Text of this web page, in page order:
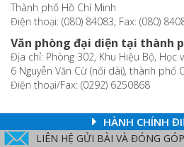
Thành phố Hồ Chí Minh
Điện thoại: (080) 84083; Fax: (080)
Văn phòng đại diện tại thành
Địa chỉ: Phòng 302, Khu Hiệu Bộ, Học
6 Nguyễn Văn Cừ (nối dài), thành phố
Điện thoại/Fax: (0292) 6250868
HÀNH CHÍNH
LIÊN HỆ GỬI BÀI VÀ ĐÓNG